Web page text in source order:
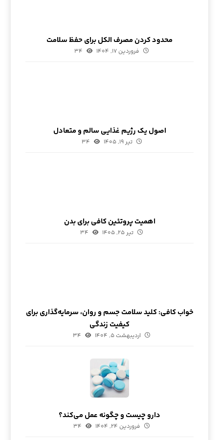
محدود کردن مصرف الکل برای حفظ سلامت
فروردین ۱۷, ۱۴۰۴ ۳۴
اصول یک رژیم غذایی سالم و متعادل
تیر ۱۹, ۱۴۰۵ ۳۴
اهمیت پروتئین کافی برای بدن
تیر ۲۵, ۱۴۰۵ ۳۴
خواب کافی: کلید سلامت جسم و روان، سرمایه‌گذاری برای
کیفیت زندگی
اردیبهشت ۵, ۱۴۰۴ ۳۴
دارو چیست و چگونه عمل می‌کند؟
فروردین ۲۴, ۱۴۰۴ ۳۴